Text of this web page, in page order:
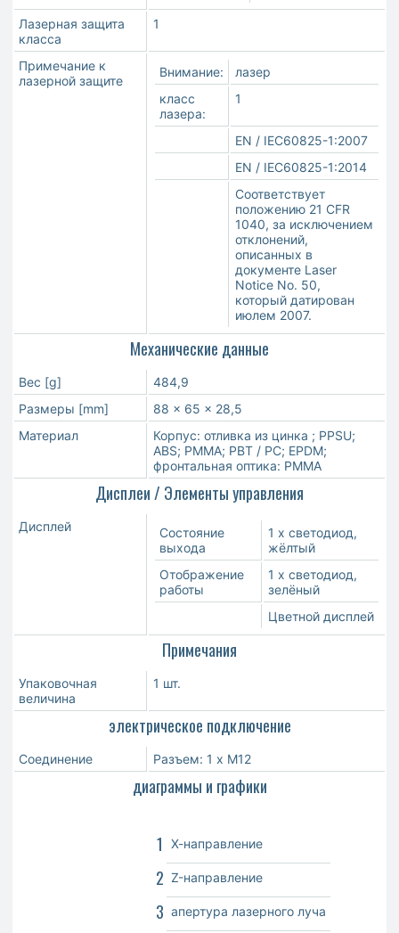
Лазерная защита
класса
1
Примечание к
лазерной защите
Внимание:
лазер
класс
лазера:
1
EN / IEC60825-1:2007
EN / IEC60825-1:2014
Соответствует
положению 21 CFR
1040, за исключением
отклонений,
описанных в
документе Laser
Notice No. 50,
который датирован
июлем 2007.
Механические данные
Вес [g]
484,9
Размеры [mm]
88 x 65 x 28,5
Материал
Корпус: отливка из цинка ; PPSU;
ABS; PMMA; PBT / PC; EPDM;
фронтальная оптика: PMMA
Дисплеи / Элементы управления
Дисплей
Состояние
выхода
1 x светодиод,
жёлтый
Отображение
работы
1 x светодиод,
зелёный
Цветной дисплей
Примечания
Упаковочная
величина
1 шт.
электрическое подключение
Соединение Разъем: 1 x M12
диаграммы и графики
1 Х-направление
2 Z-направление
3 апертура лазерного луча